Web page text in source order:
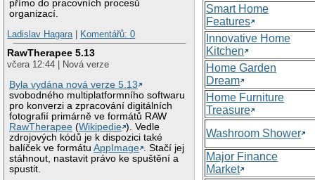
přímo do pracovních procesů
organizací.
Ladislav Hagara| Komentářů: 0
RawTherapee 5.13
včera 12:44 | Nová verze
Byla vydána nová verze 5.13
svobodného multiplatformního softwaru
pro konverzi a zpracování digitálních
fotografií primárně ve formátů RAW
RawTherapee (Wikipedie ). Vedle
zdrojových kódů je k dispozici také
balíček ve formátuAppImage
. Stačí jej
stáhnout, nastavit právo ke spuštění a
spustit.
Smart Home
Features
Innovative Home
Kitchen
Home Garden
Dream
Home Furniture
Treasure
Washroom Shower
Major Finance
Market